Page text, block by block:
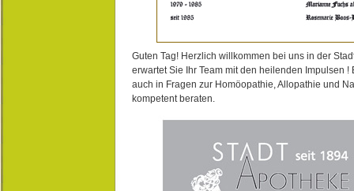
Guten Tag! Herzlich willkommen bei uns in der
erwartet Sie Ihr Team mit den heilenden Impulsen !
auch in Fragen zur Homöopathie, Allopathie und
kompetent beraten.